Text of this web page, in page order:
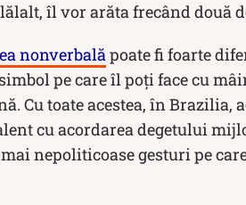
îl vor arăta frecând două
nonverbalăpoate fi foarte
pe care îl poți face cu
Cu toate acestea, în Brazilia,
cu acordarea degetului
nepoliticoase gesturi pe